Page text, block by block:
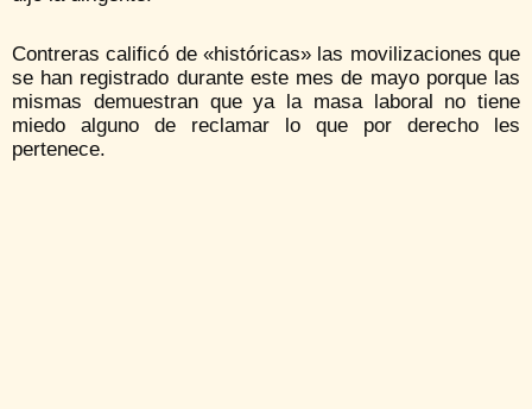
Contreras calificó de «históricas» las movilizaciones que
se han registrado durante este mes de mayo porque las
mismas demuestran que ya la masa laboral no tiene
miedo alguno de reclamar lo que por derecho les
pertenece.